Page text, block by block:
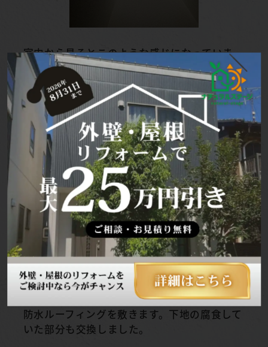
室内から見るとこのような感じになっていま
す。
新しく屋根下地構造用合板や桟木を設置して、
防水ルーフィングを敷きます。下地の腐食して
いた部分も交換しました。